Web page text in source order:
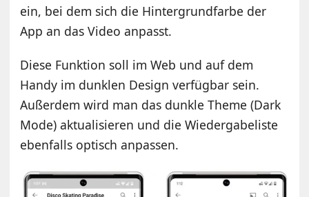
ein, bei dem sich die Hintergrundfarbe der
App an das Video anpasst.
Diese Funktion soll im Web und auf dem
Handy im dunklen Design verfügbar sein.
Außerdem wird man das dunkle Theme (Dark
Mode) aktualisieren und die Wiedergabeliste
ebenfalls optisch anpassen.